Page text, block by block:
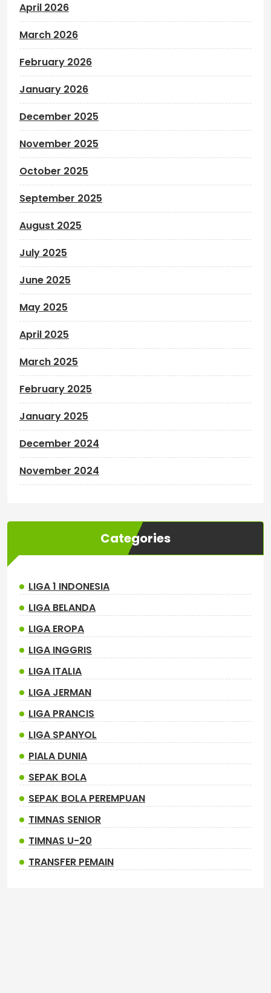
April 2026
March 2026
February 2026
January 2026
December 2025
November 2025
October 2025
September 2025
August 2025
July 2025
June 2025
May 2025
April 2025
March 2025
February 2025
January 2025
December 2024
November 2024
Categories
LIGA 1 INDONESIA
LIGA BELANDA
LIGA EROPA
LIGA INGGRIS
LIGA ITALIA
LIGA JERMAN
LIGA PRANCIS
LIGA SPANYOL
PIALA DUNIA
SEPAK BOLA
SEPAK BOLA PEREMPUAN
TIMNAS SENIOR
TIMNAS U-20
TRANSFER PEMAIN